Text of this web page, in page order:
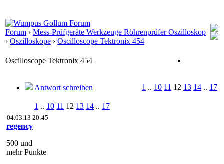
Forum › Mess-Prüfgeräte Werkzeuge Röhrenprüfer Oszilloskop
› Oszilloskope › Oscilloscope Tektronix 454
Oscilloscope Tektronix 454
Antwort schreiben 1 .. 10 11 12 13 14 .. 17
1 .. 10 11 12 13 14 .. 17
04.03.13 20:45
regency
500 und
mehr Punkte